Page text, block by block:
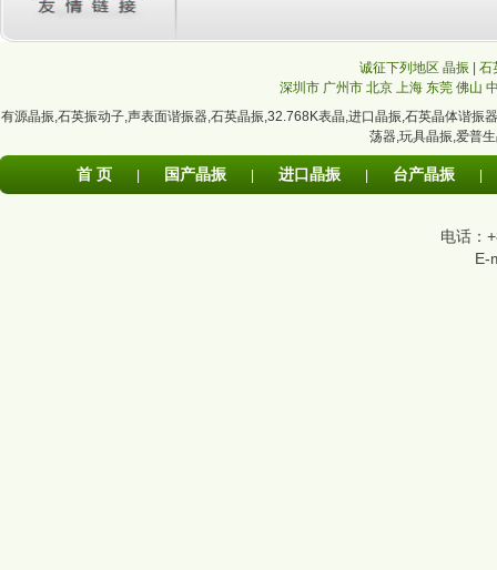
诚征下列地区 晶振 |
深圳市 广州市 北京 上海 东莞 佛山
有源晶振,石英振动子,声表面谐振器,石英晶振,32.768K表晶,进口晶振,石英晶体谐振器
荡器,玩具晶振,爱普
首 页 国产晶振 进口晶振 台产晶振
电话：
E-